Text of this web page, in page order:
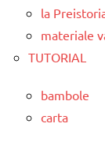
la
materiale
TUTORIAL
bambole
carta